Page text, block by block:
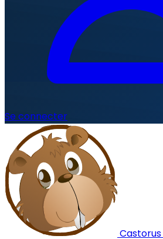
Se connecter
Castorus